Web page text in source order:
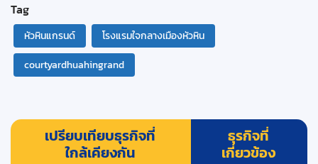
Tag
หัวหินแกรนด์
โรงแรมใจกลางเมืองหัวหิน
courtyardhuahingrand
เปรียบเทียบธุรกิจที่
ใกล้เคียงกัน
ธุรกิจที่
เกี่ยวข้อง